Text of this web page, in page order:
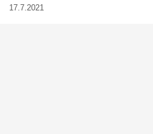
17.7.2021